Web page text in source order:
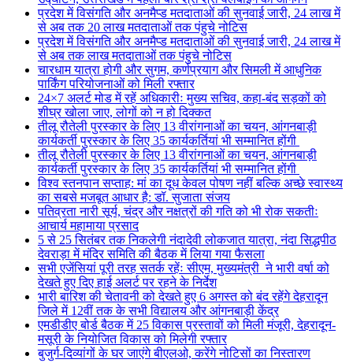
प्रदेश में विसंगति और अनमैप्ड मतदाताओं की सुनवाई जारी, 24 लाख में
से अब तक 20 लाख मतदाताओं तक पंहुचे नोटिस
प्रदेश में विसंगति और अनमैप्ड मतदाताओं की सुनवाई जारी, 24 लाख में
से अब तक लाख मतदाताओं तक पंहुचे नोटिस
चारधाम यात्रा होगी और सुगम, कर्णप्रयाग और सिमली में आधुनिक
पार्किंग परियोजनाओं को मिली रफ्तार
24×7 अलर्ट मोड में रहें अधिकारीः मुख्य सचिव, कहा-बंद सड़कों को
शीघ्र खोला जाए, लोगों को न हो दिक्कत
तीलू रौतेली पुरस्कार के लिए 13 वीरांगनाओं का चयन, आंगनबाड़ी
कार्यकर्ती पुरस्कार के लिए 35 कार्यकर्तियां भी सम्मानित होंगी
तीलू रौतेली पुरस्कार के लिए 13 वीरांगनाओं का चयन, आंगनबाड़ी
कार्यकर्ती पुरस्कार के लिए 35 कार्यकर्तियां भी सम्मानित होंगी
विश्व स्तनपान सप्ताह: मां का दूध केवल पोषण नहीं बल्कि अच्छे स्वास्थ्य
का सबसे मजबूत आधार है: डॉ. सुजाता संजय
पतिव्रता नारी सूर्य, चंद्र और नक्षत्रों की गति को भी रोक सकतीः
आचार्य महामाया प्रसाद
5 से 25 सितंबर तक निकलेगी नंदादेवी लोकजात यात्रा, नंदा सिद्धपीठ
देवराड़ा में मंदिर समिति की बैठक में लिया गया फैसला
सभी एजेंसियां पूरी तरह सतर्क रहेंः सीएम, मुख्यमंत्री ने भारी वर्षा को
देखते हुए दिए हाई अलर्ट पर रहने के निर्देश
भारी बारिश की चेतावनी को देखते हुए 6 अगस्त को बंद रहेंगे देहरादून
जिले में 12वीं तक के सभी विद्यालय और आंगनबाड़ी केंद्र
एमडीडीए बोर्ड बैठक में 25 विकास प्रस्तावों को मिली मंजूरी, देहरादून-
मसूरी के नियोजित विकास को मिलेगी रफ्तार
बुजुर्ग-दिव्यांगों के घर जाएंगे बीएलओ, करेंगे नोटिसों का निस्तारण